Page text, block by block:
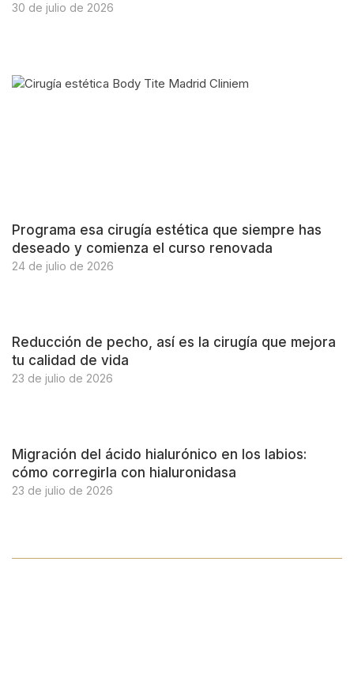
30 de julio de 2026
Programa esa cirugía estética que siempre has
deseado y comienza el curso renovada
24 de julio de 2026
Reducción de pecho, así es la cirugía que mejora
tu calidad de vida
23 de julio de 2026
Migración del ácido hialurónico en los labios:
cómo corregirla con hialuronidasa
23 de julio de 2026